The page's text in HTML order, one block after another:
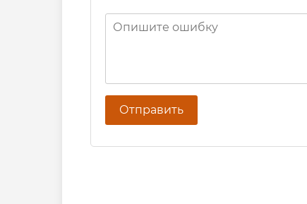
Отправить